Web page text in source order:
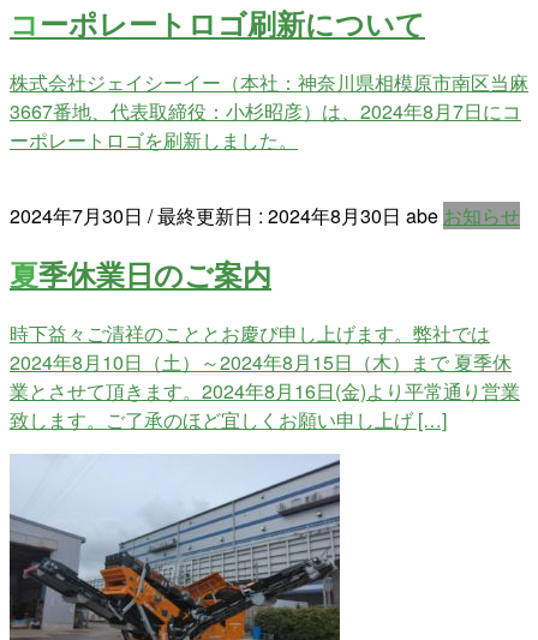
コーポレートロゴ刷新について
株式会社ジェイシーイー（本社：神奈川県相模原市南区当麻
3667番地、代表取締役：小杉昭彦）は、2024年8月7日にコ
ーポレートロゴを刷新しました。
2024年7月30日 / 最終更新日 : 2024年8月30日 abe お知らせ
夏季休業日のご案内
時下益々ご清祥のこととお慶び申し上げます。弊社では
2024年8月10日（土）～2024年8月15日（木）まで 夏季休
業とさせて頂きます。2024年8月16日(金)より平常通り営業
致します。ご了承のほど宜しくお願い申し上げ […]